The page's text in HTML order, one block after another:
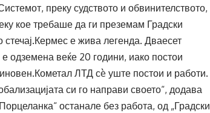
преку судството и обвинителството,
кое требаше да ги преземам Градски
е жива легенда. Дваесет
одземена веќе 20 години, иако постои
ЛТД сè уште постои и работи.
си го направи своето“, додава
останале без работа, од „Градски